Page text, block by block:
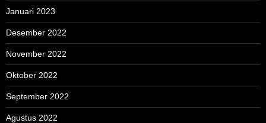
Januari 2023
Desember 2022
November 2022
Oktober 2022
September 2022
Agustus 2022